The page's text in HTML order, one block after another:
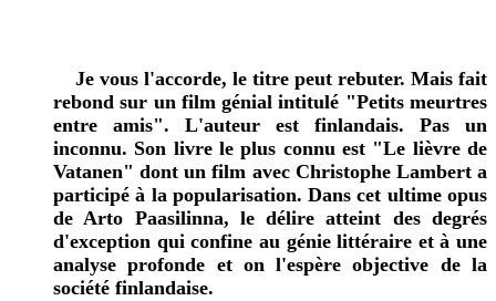
Je vous l'accorde, le titre peut rebuter. Mais fait
rebond sur un film génial intitulé "Petits meurtres
entre amis". L'auteur est finlandais. Pas un
inconnu. Son livre le plus connu est "Le lièvre de
Vatanen" dont un film avec Christophe Lambert a
participé à la popularisation. Dans cet ultime opus
de Arto Paasilinna, le délire atteint des degrés
d'exception qui confine au génie littéraire et à une
analyse profonde et on l'espère objective de la
société finlandaise.